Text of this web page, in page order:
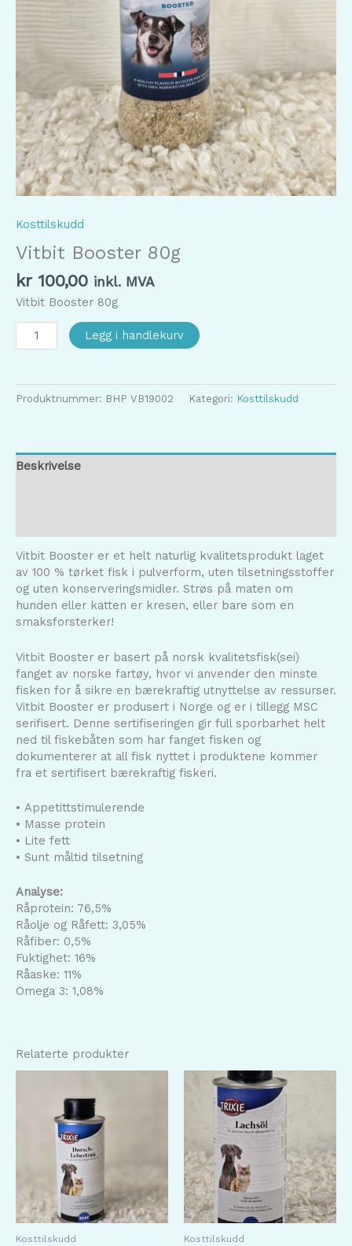
Kosttilskudd
Vitbit Booster 80g
kr100,00 inkl. MVA
Vitbit Booster 80g
Vitbit
Booster
Legg i handlekurv
Produktnummer: BHP VB19002 Kategori: Kosttilskudd
Beskrivelse
Vitbit Booster er et helt naturlig kvalitetsprodukt laget
av 100 % tørket fisk i pulverform, uten tilsetningsstoffer
og uten konserveringsmidler. Strøs på maten om
hunden eller katten er kresen, eller bare som en
smaksforsterker!
Vitbit Booster er basert på norsk kvalitetsfisk(sei)
fanget av norske fartøy, hvor vi anvender den minste
fisken for å sikre en bærekraftig utnyttelse av ressurser.
Vitbit Booster er produsert i Norge og er i tillegg MSC
serifisert. Denne sertifiseringen gir full sporbarhet helt
ned til fiskebåten som har fanget fisken og
dokumenterer at all fisk nyttet i produktene kommer
fra et sertifisert bærekraftig fiskeri.
• Appetittstimulerende
• Masse protein
• Lite fett
• Sunt måltid tilsetning
Analyse:
Råprotein: 76,5%
Råolje og Råfett: 3,05%
Råfiber: 0,5%
Fuktighet: 16%
Råaske: 11%
Omega 3: 1,08%
Relaterte produkter
Kosttilskudd Kosttilskudd